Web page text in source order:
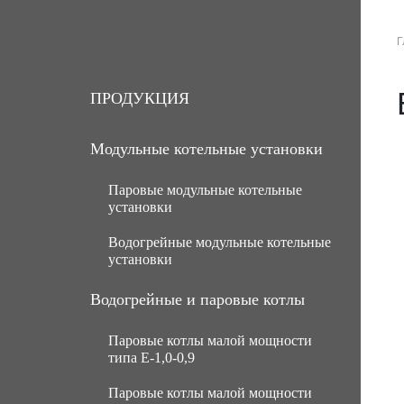
ПРОДУКЦИЯ
Модульные котельные установки
Паровые модульные котельные
установки
МКУ паровые угольные с ручной
подачей топлива
МКУ паровые угольные с
механической подачей топлива
Паровые газомазутные модульные
котельные установки
МКУ паровые мазутные (нефть)
Водогрейные модульные котельные
установки
МКУ водогрейные угольные с
ручной подачей топлива
МКУ водогрейные угольные с
механической подачей топлива
Водогрейные и паровые котлы
Паровые котлы малой мощности
типа Е-1,0-0,9
Паровые котлы малой мощности